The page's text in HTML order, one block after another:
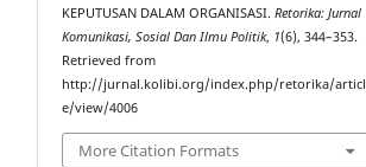
KEPUTUSAN DALAM ORGANISASI.Retorika: Jurnal
Komunikasi, Sosial Dan Ilmu Politik, 1(6), 344–353.
Retrieved from
http://jurnal.kolibi.org/index.php/retorika/articl
e/view/4006
More Citation Formats